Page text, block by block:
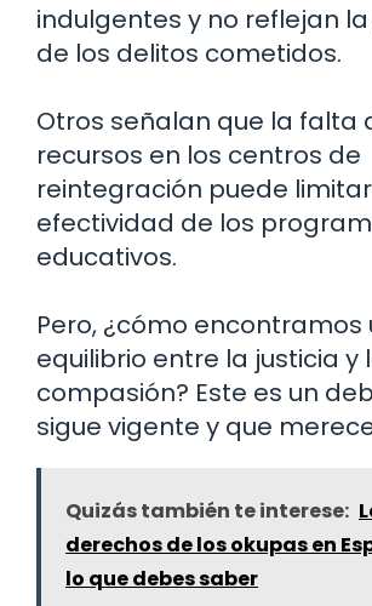
indulgentes y no reflejan
de los delitos cometidos.
Otros señalan que la falta
recursos en los centros de
reintegración puede
efectividad de los
educativos.
Pero, ¿cómo encontramos
equilibrio entre la justicia y
compasión? Este es un
sigue vigente y que
Quizás también te interese:
derechos de los okupas en
lo que debes saber